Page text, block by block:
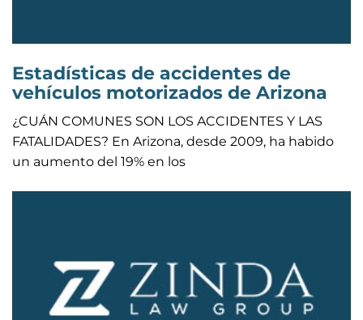
Estadísticas de accidentes de
vehículos motorizados de Arizona
¿CUÁN COMUNES SON LOS ACCIDENTES Y LAS
FATALIDADES? En Arizona, desde 2009, ha habido
un aumento del 19% en los